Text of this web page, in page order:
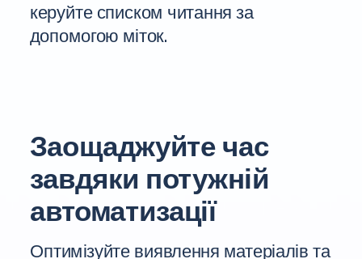
керуйте списком читання за
допомогою міток.
Заощаджуйте час
завдяки потужній
автоматизації
Оптимізуйте виявлення матеріалів та